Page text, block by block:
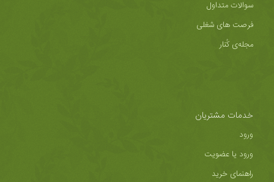
سوالات متداول
فرصت های شغلی
مجله‌ی کُنار
خدمات مشتریان
ورود
ورود یا عضویت
راهنمای خرید